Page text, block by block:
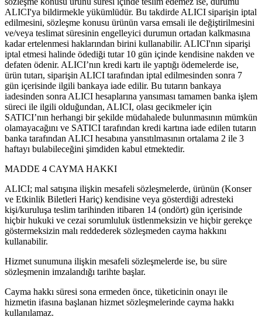
ALICI'ya bildirmekle yükümlüdür. Bu takdirde ALICI siparişin iptal
edilmesini, sözleşme konusu ürünün varsa emsali ile değiştirilmesini
ve/veya teslimat süresinin engelleyici durumun ortadan kalkmasına
kadar ertelenmesi haklarından birini kullanabilir. ALICI'nın siparişi
iptal etmesi halinde ödediği tutar 10 gün içinde kendisine nakden ve
defaten ödenir. ALICI’nın kredi kartı ile yaptığı ödemelerde ise,
ürün tutarı, siparişin ALICI tarafından iptal edilmesinden sonra 7
gün içerisinde ilgili bankaya iade edilir. Bu tutarın bankaya
iadesinden sonra ALICI hesaplarına yansıması tamamen banka işlem
süreci ile ilgili olduğundan, ALICI, olası gecikmeler için
SATICI’nın herhangi bir şekilde müdahalede bulunmasının mümkün
olamayacağını ve SATICI tarafından kredi kartına iade edilen tutarın
banka tarafından ALICI hesabına yansıtılmasının ortalama 2 ile 3
haftayı bulabileceğini şimdiden kabul etmektedir.
MADDE 4 CAYMA HAKKI
ALICI; mal satışına ilişkin mesafeli sözleşmelerde, ürünün (Konser
ve Etkinlik Biletleri Hariç) kendisine veya gösterdiği adresteki
kişi/kuruluşa teslim tarihinden itibaren 14 (ondört) gün içerisinde
hiçbir hukuki ve cezai sorumluluk üstlenmeksizin ve hiçbir gerekçe
göstermeksizin malı reddederek sözleşmeden cayma hakkını
kullanabilir.
Hizmet sunumuna ilişkin mesafeli sözleşmelerde ise, bu süre
sözleşmenin imzalandığı tarihte başlar.
Cayma hakkı süresi sona ermeden önce, tüketicinin onayı ile
hizmetin ifasına başlanan hizmet sözleşmelerinde cayma hakkı
kullanılamaz.